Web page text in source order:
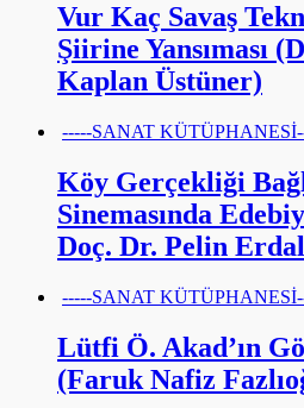
Vur Kaç Savaş
Şiirine Yansıması
Kaplan Üstüner)
-----SANAT
Köy Gerçekliği
Sinemasında
Doç. Dr. Pelin
-----SANAT
Lütfi Ö. Akad’ın
(Faruk Nafiz